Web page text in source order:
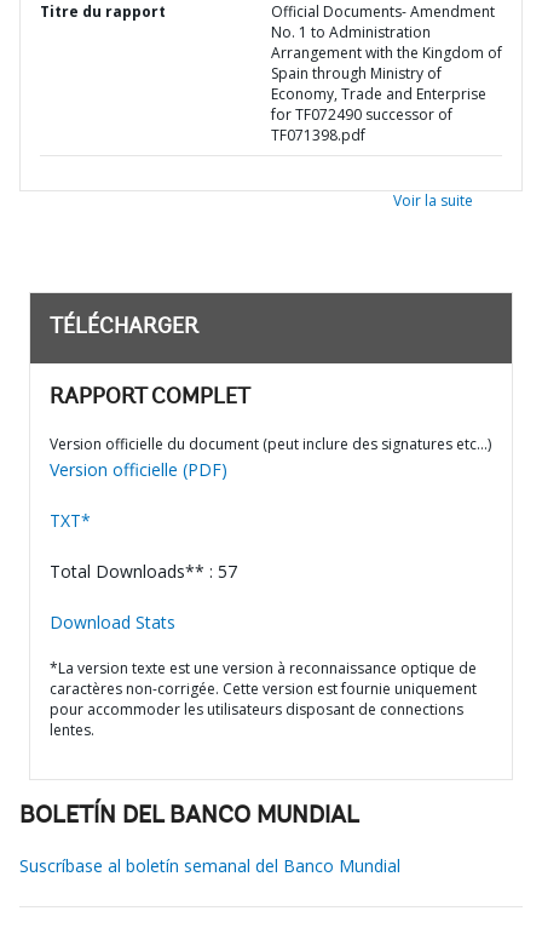
Titre du rapport
Official Documents- Amendment
No. 1 to Administration
Arrangement with the Kingdom of
Spain through Ministry of
Economy, Trade and Enterprise
for TF072490 successor of
TF071398.pdf
Voir la suite
TÉLÉCHARGER
RAPPORT COMPLET
Version officielle du document (peut inclure des signatures etc…)
Version officielle (PDF)
TXT*
Total Downloads** : 57
Download Stats
*La version texte est une version à reconnaissance optique de
caractères non-corrigée. Cette version est fournie uniquement
pour accommoder les utilisateurs disposant de connections
lentes.
BOLETÍN DEL BANCO MUNDIAL
Suscríbase al boletín semanal del Banco Mundial